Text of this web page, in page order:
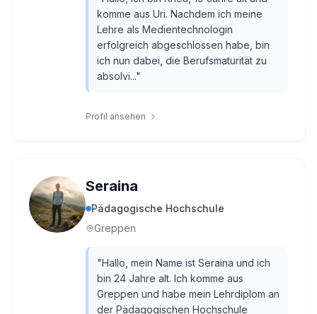
komme aus Uri. Nachdem ich meine
Lehre als Medientechnologin
erfolgreich abgeschlossen habe, bin
ich nun dabei, die Berufsmaturität zu
absolvi..."
Profil ansehen
Seraina
Pädagogische Hochschule
Greppen
"Hallo, mein Name ist Seraina und ich
bin 24 Jahre alt. Ich komme aus
Greppen und habe mein Lehrdiplom an
der Pädagogischen Hochschule